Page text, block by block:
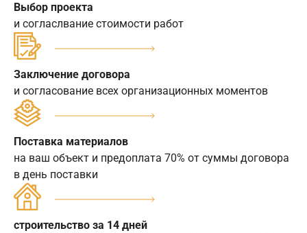
Выбор проекта
и согласлвание стоимости работ
Заключение договора
и согласование всех организационных моментов
Поставка материалов
на ваш объект и предоплата 70% от суммы договора
в день поставки
строительство за 14 дней